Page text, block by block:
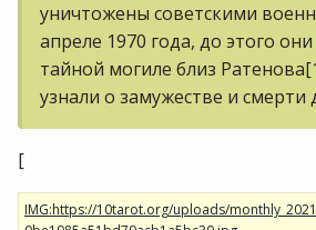
уничтожены советскими
апреле 1970 года, до этого
тайной могиле близ
узнали о замужестве и
[